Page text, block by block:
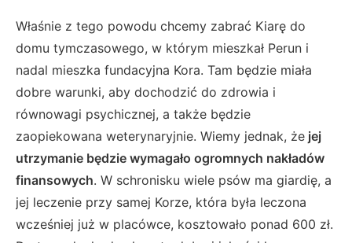
Właśnie z tego powodu chcemy zabrać Kiarę do
domu tymczasowego, w którym mieszkał Perun i
nadal mieszka fundacyjna Kora. Tam będzie miała
dobre warunki, aby dochodzić do zdrowia i
równowagi psychicznej, a także będzie
zaopiekowana weterynaryjnie. Wiemy jednak, że jej
utrzymanie będzie wymagało ogromnych nakładów
finansowych. W schronisku wiele psów ma giardię, a
jej leczenie przy samej Korze, która była leczona
wcześniej już w placówce, kosztowało ponad 600 zł.